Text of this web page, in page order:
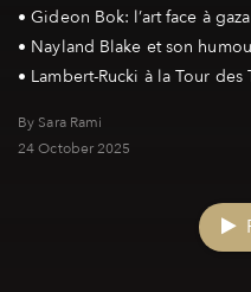
• Gideon Bok: l’art face à gaza
• Nayland Blake et son
By Sara Rami
24 October 2025